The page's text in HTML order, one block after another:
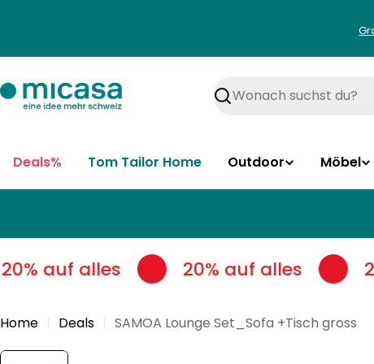
Suchen
Deals% Tom Tailor Home Outdoor Möbel
auf alles 20% auf alles
Home Deals SAMOA Lounge Set_Sofa +Tisch gross